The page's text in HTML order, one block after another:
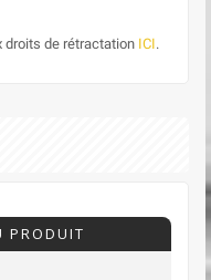
droits de rétractation ICI.
PRODUIT